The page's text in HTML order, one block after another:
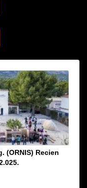
(ORNIS) Recien